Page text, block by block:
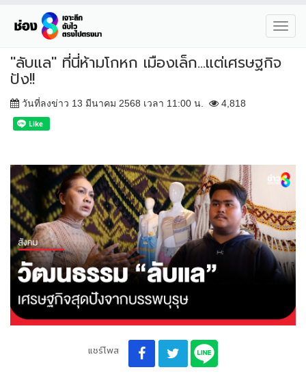
"ลับแล" ที่นี่ห้ามโกหก เมืองเล็ก…แต่เศรษฐกิจ
ปัง!!
วันที่ลงข่าว 13 มีนาคม 2568 เวลา 11:00 น. 4,818
แชร์โพส